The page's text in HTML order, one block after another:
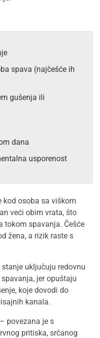
spava (najčešće ih
gušenja ili
dana
usporenost
kod osoba sa viškom
veći obim vrata, što
tokom spavanja. Češće
žena, a rizik raste s
uključuju redovnu
jer opuštaju
koje dovodi do
kanala.
povezana je s
pritiska, srčanog